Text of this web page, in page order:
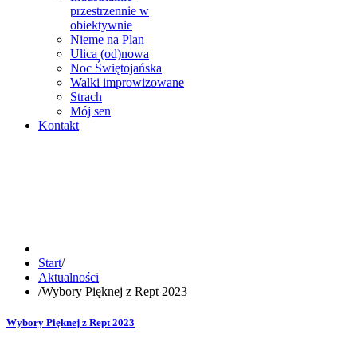
przestrzennie w
obiektywnie
Nieme na Plan
Ulica (od)nowa
Noc Świętojańska
Walki improwizowane
Strach
Mój sen
Kontakt
Start/
Aktualności
/Wybory Pięknej z Rept 2023
Wybory Pięknej z Rept 2023